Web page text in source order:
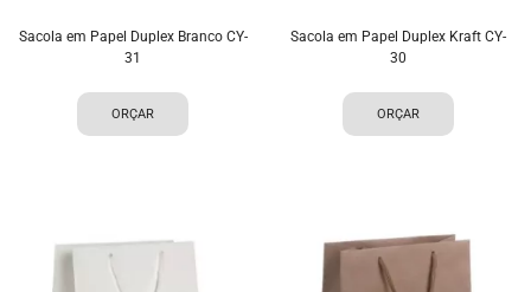
Sacola em Papel Duplex Branco CY-
31
ORÇAR
Sacola em Papel Duplex Kraft CY-
30
ORÇAR